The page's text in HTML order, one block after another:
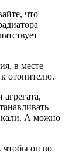
что
в месте
отопителю.
А можно
чтобы он во